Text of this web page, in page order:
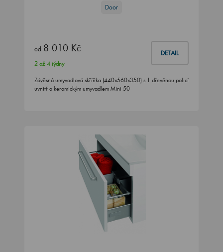
Door
od 8 010 Kč DETAIL
2 až 4 týdny
Závěsná umyvadlová skříňka (440x560x350) s 1 dřevěnou policí
uvnitř a keramickým umyvadlem Mini 50